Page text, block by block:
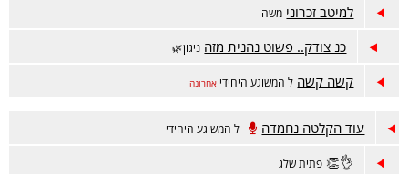
למיטב זכרוני משה
כנ צודק.. פשוט נהנית מזה ניגון🌿
קשה קשה ל המשוגע היחידי אחרונה
עוד הקלטה נחמדה ל המשוגע היחידי
👌👏 פתית שלג